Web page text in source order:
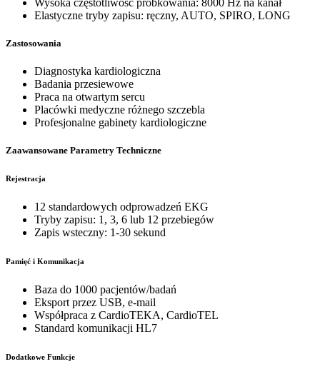
Elastyczne tryby zapisu: ręczny, AUTO, SPIRO, LONG
Zastosowania
Diagnostyka kardiologiczna
Badania przesiewowe
Praca na otwartym sercu
Placówki medyczne różnego szczebla
Profesjonalne gabinety kardiologiczne
Zaawansowane Parametry Techniczne
Rejestracja
12 standardowych odprowadzeń EKG
Tryby zapisu: 1, 3, 6 lub 12 przebiegów
Zapis wsteczny: 1-30 sekund
Pamięć i Komunikacja
Baza do 1000 pacjentów/badań
Eksport przez USB, e-mail
Współpraca z CardioTEKA, CardioTEL
Standard komunikacji HL7
Dodatkowe Funkcje